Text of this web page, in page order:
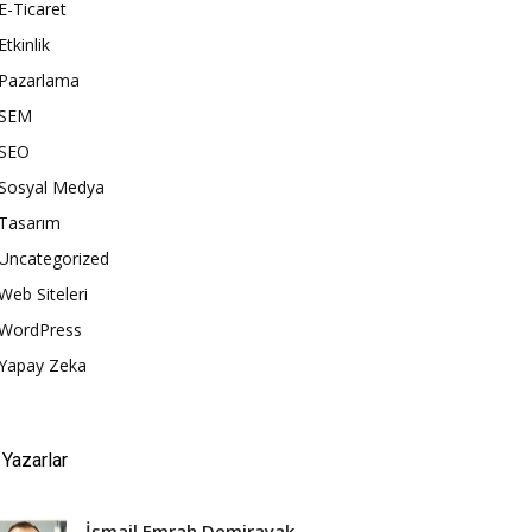
E-Ticaret
Etkinlik
Pazarlama
Medya
Tasarım
Siteleri
Zeka
Yazarlar